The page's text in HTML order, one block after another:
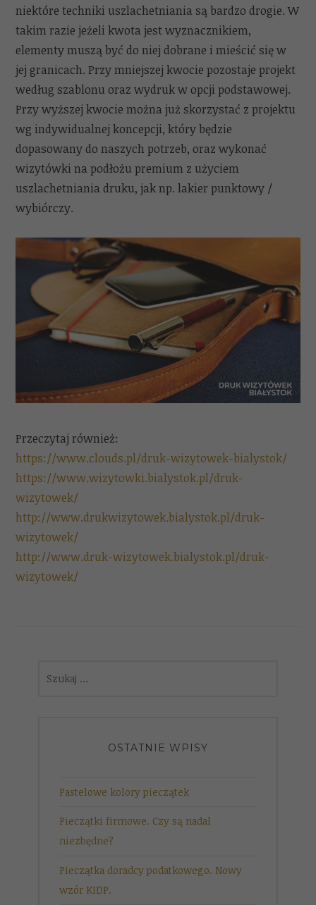
niektóre techniki uszlachetniania są bardzo drogie. W
takim razie jeżeli kwota jest wyznacznikiem,
elementy muszą być do niej dobrane i mieścić się w
jej granicach. Przy mniejszej kwocie pozostaje projekt
według szablonu oraz wydruk w opcji podstawowej.
Przy wyższej kwocie można już skorzystać z projektu
wg indywidualnej koncepcji, który będzie
dopasowany do naszych potrzeb, oraz wykonać
wizytówki na podłożu premium z użyciem
uszlachetniania druku, jak np. lakier punktowy /
wybiórczy.
Przeczytaj również:
https://www.clouds.pl/druk-wizytowek-bialystok/
https://www.wizytowki.bialystok.pl/druk-
wizytowek/
http://www.drukwizytowek.bialystok.pl/druk-
wizytowek/
http://www.druk-wizytowek.bialystok.pl/druk-
wizytowek/
OSTATNIE WPISY
Pastelowe kolory pieczątek
Pieczątki firmowe. Czy są nadal
niezbędne?
Pieczątka doradcy podatkowego. Nowy
wzór KIDP.